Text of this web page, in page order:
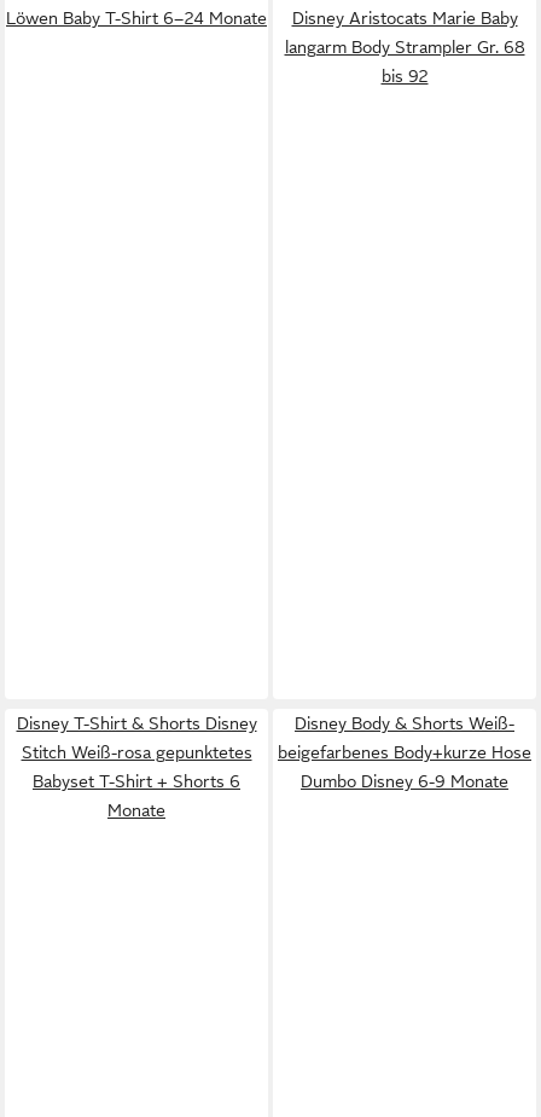
Löwen Baby T-Shirt 6–24 Monate
Disney Aristocats Marie Baby
langarm Body Strampler Gr. 68
bis 92
Disney T-Shirt & Shorts Disney
Stitch Weiß-rosa gepunktetes
Babyset T-Shirt + Shorts 6
Monate
Disney Body & Shorts Weiß-
beigefarbenes Body+kurze Hose
Dumbo Disney 6-9 Monate